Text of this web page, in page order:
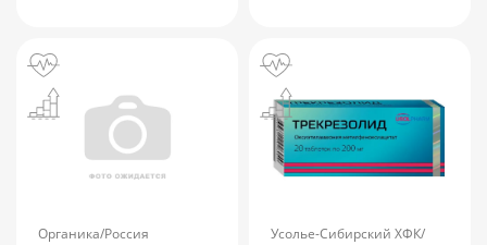
Органика/Россия
Усолье-Сибирский ХФК/